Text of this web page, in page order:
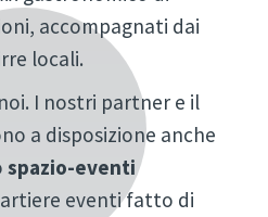
accompagnati dai
locali.
I nostri partner e il
a disposizione anche
spazio-eventi
eventi fatto di